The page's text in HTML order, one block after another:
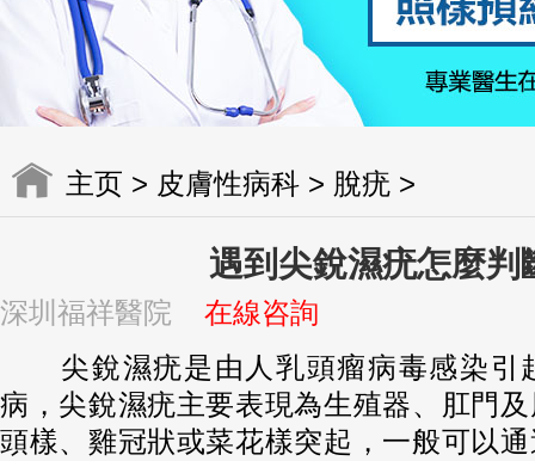
主页 > 皮膚性病科 > 脫疣 >
遇到尖銳濕疣怎麼判
深圳福祥醫院
在線咨詢
尖銳濕疣是由人乳頭瘤病毒感染引
病，尖銳濕疣主要表現為生殖器、肛門
頭樣、雞冠狀或菜花樣突起，一般可以